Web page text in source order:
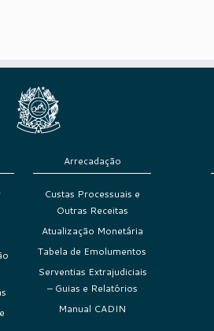
Arrecadação
Custas Processuais e
Outras Receitas
Atualização Monetária
Tabela de Emolumentos
Serventias Extrajudiciais
– Guias e Relatórios
Manual CADIN